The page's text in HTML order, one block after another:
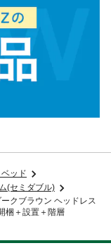
ッド
(セミダブル)
クブラウン ヘッドレス
梱＋設置＋階層